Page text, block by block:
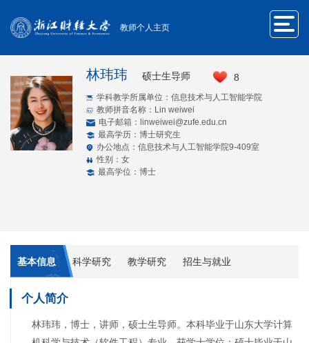
教师个人主页
林玮玮 硕士生导师 8
学科教学所属单位：信息技术与人工智能学院
教师拼音名称：Lin weiwei
电子邮箱： linweiwei@zufe.edu.cn
最高学历：博士研究生
办公地点：信息技术与人工智能学院9-409室
性别：女
最高学位：博士
基本信息 科学研究 教学研究 招生与就业
个人简介
林玮玮，博士，讲师，硕士生导师。本科毕业于山东大学计算